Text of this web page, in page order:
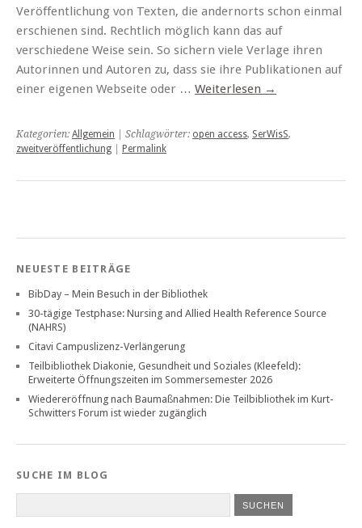
Veröffentlichung von Texten, die andernorts schon einmal
erschienen sind. Rechtlich möglich kann das auf
verschiedene Weise sein. So sichern viele Verlage ihren
Autorinnen und Autoren zu, dass sie ihre Publikationen auf
einer eigenen Webseite oder … Weiterlesen →
Kategorien: Allgemein | Schlagwörter: open access, SerWisS,
zweitveröffentlichung
Permalink
NEUESTE BEITRÄGE
BibDay – Mein Besuch in der Bibliothek
30-tägige Testphase: Nursing and Allied Health Reference Source
(NAHRS)
Citavi Campuslizenz-Verlängerung
Teilbibliothek Diakonie, Gesundheit und Soziales (Kleefeld):
Erweiterte Öffnungszeiten im Sommersemester 2026
Wiedereröffnung nach Baumaßnahmen: Die Teilbibliothek im Kurt-
Schwitters Forum ist wieder zugänglich
SUCHE IM BLOG